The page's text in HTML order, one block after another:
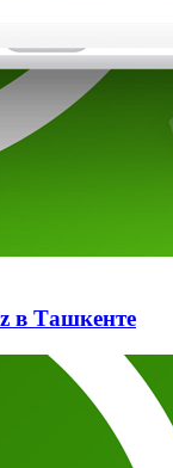
в Ташкенте